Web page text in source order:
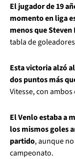
El jugador de 19
momento en liga
menos que Steven
tabla de
Esta victoria alzó
dos puntos más
Vitesse, con
El Venlo estaba a
los mismos goles
partido, aunque
campeonato.